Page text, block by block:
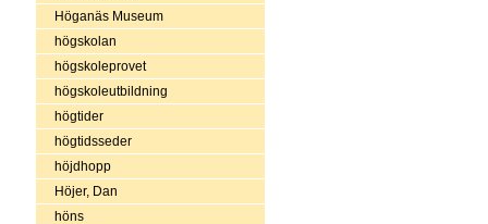
Höganäs Museum
högskolan
högskoleprovet
högskoleutbildning
högtider
högtidsseder
höjdhopp
Höjer, Dan
höns